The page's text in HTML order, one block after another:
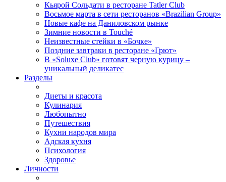
Кьярой Сольдати в ресторане Tatler Club
Восьмое марта в сети ресторанов «Brazilian Group»
Новые кафе на Даниловском рынке
Зимние новости в Touché
Неизвестные стейки в «Бочке»
Поздние завтраки в ресторане «Грют»
В «Soluxe Club» готовят черную курицу –
уникальный деликатес
Разделы
Диеты и красота
Кулинария
Любопытно
Путешествия
Кухни народов мира
Адская кухня
Психология
Здоровье
Личности